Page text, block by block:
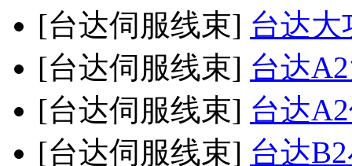
[台达伺服线束] 台达大
[台达伺服线束] 台达
[台达伺服线束] 台达
[台达伺服线束] 台达